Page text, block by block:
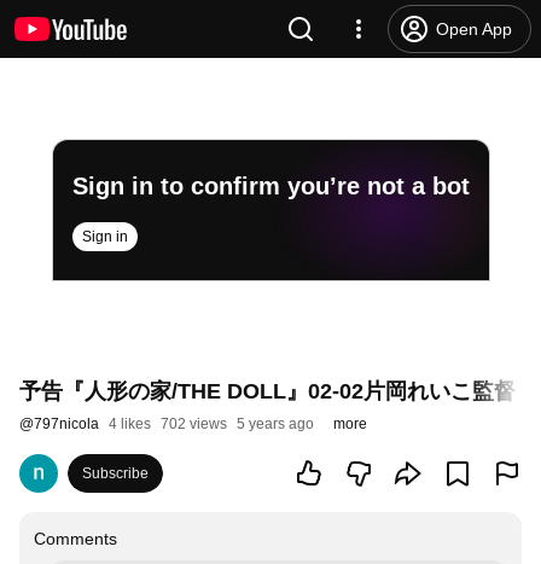
Open App
Sign in to confirm you’re not a bot
Sign in
予告『人形の家/THE DOLL』02-02片岡れいこ監
@797nicola 4 likes 702 views 5 years ago more
Subscribe
Comments